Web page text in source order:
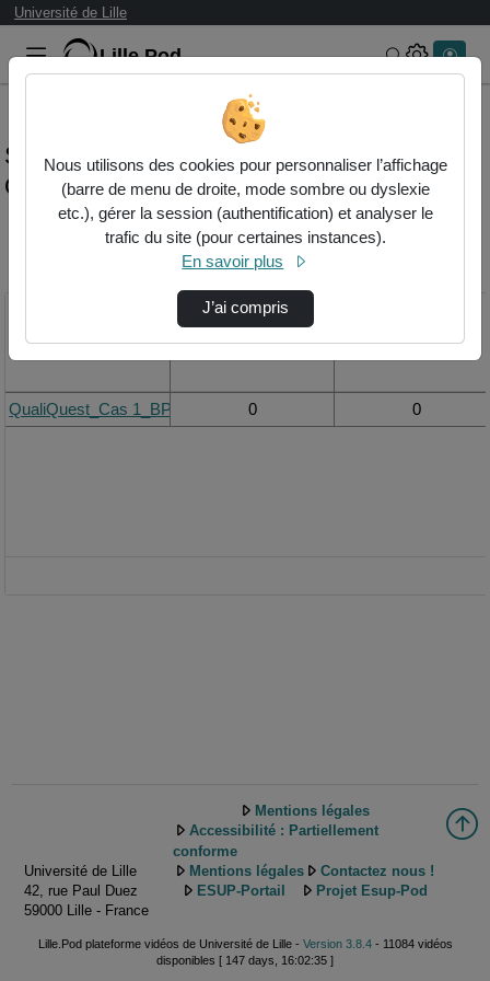
Université de Lille
Lille.Pod Rechercher
Statistiques de visualisation de la vidéo
Qualiquest_cas 1_bpf.mp4
Modifier la période de
Vue de la journée
QualiQuest_Cas 1_BPF.mp4 0 0
Université de Lille
42, rue Paul Duez
59000 Lille - France
Mentions légales
Accessibilité : Partiellement
conforme
Mentions légales
Contactez nous !
ESUP-Portail
Projet Esup-Pod
Lille.Pod plateforme vidéos de Université de Lille - Version 3.8.4- 11084 vidéos
disponibles [ 147 days, 16:02:35 ]
Nous utilisons des cookies pour personnaliser l’affichage
(barre de menu de droite, mode sombre ou dyslexie
etc.), gérer la session (authentification) et analyser le
trafic du site (pour certaines instances).
En savoir plus
J’ai compris